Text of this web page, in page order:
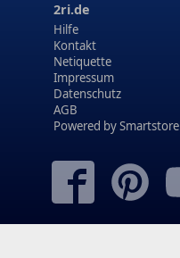
2ri.de
Hilfe
Kontakt
Netiquette
Impressum
Datenschutz
AGB
Powered bySmartstore